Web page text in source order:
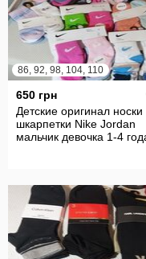
86, 92, 98, 104, 110
650 грн
Детские оригинал носки
шкарпетки Nike Jordan
мальчик девочка 1-4